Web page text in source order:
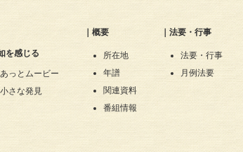
を感じる
あっとムービー
小さな発見
概要
所在地
年譜
関連資料
番組情報
法要・行事
法要・行事
月例法要